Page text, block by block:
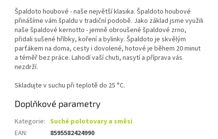
Špaldoto houbové - naše největší klasika. Špaldoto houbové
přinášíme vám špaldu v tradiční podobě. Jako základ jsme využili
naše špaldové kernotto - jemně obroušené špaldové zrno,
přidali sušené hříbky, koření a bylinky. Špaldoto je skvělým
parťákem na doma, cesty i dovolené, hotové je během 20 minut
a téměř bez práce. Lahodí vaší chuti, nasytí a příprava vás
nezdrží.
Skladujte v suchu při teplotě do 25 °C.
Doplňkové parametry
Kategorie: Suché polotovary a směsi
EAN: 8595582424990